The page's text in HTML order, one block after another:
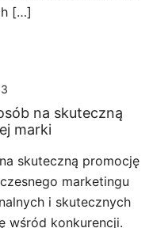
[…]
na skuteczną
marki
skuteczną promocję
marketingu
i skutecznych
wśród konkurencji.